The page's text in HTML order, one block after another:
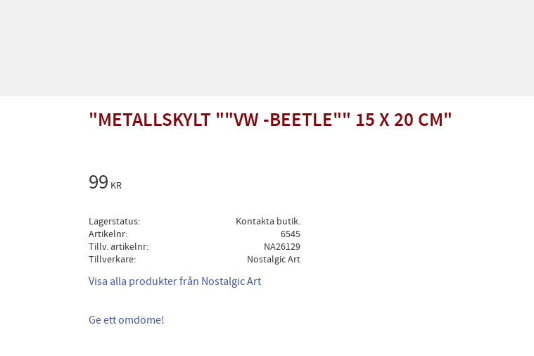
"METALLSKYLT ""VW -BEETLE"" 15 X 20 CM"
99 KR
Lagerstatus
Kontakta butik.
Artikelnr
6545
Tillv. artikelnr
NA26129
Tillverkare
Nostalgic Art
Visa alla produkter från Nostalgic Art
Ge ett omdöme!